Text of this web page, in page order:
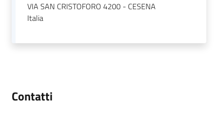
VIA SAN CRISTOFORO 4200 - CESENA
Italia
Contatti